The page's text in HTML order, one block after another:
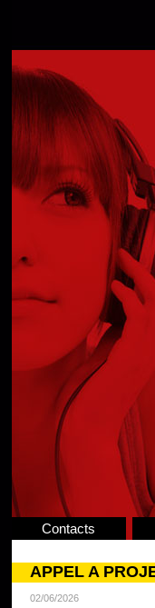
Contacts
APPEL A
02/06/2026